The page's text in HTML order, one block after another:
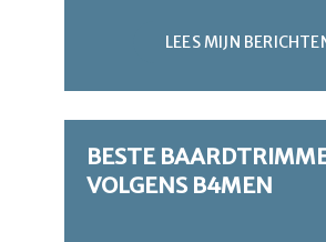
LEES MIJN
BESTE
VOLGENS B4MEN